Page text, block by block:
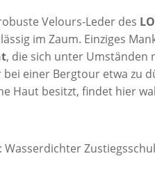
Velours-Leder des
im Zaum. Einziges
, die sich unter Umständen
einer Bergtour etwa zu
Haut besitzt, findet hier